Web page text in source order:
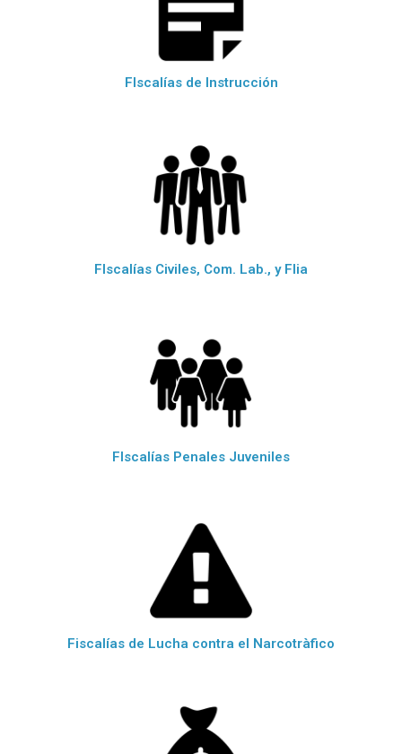
FIscalías de Instrucción
FIscalías Civiles, Com. Lab., y Flia
FIscalías Penales Juveniles
Fiscalías de Lucha contra el Narcotràfico